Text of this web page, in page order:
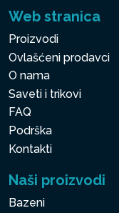
Web stranica
Proizvodi
Ovlašćeni prodavci
O nama
Saveti i trikovi
FAQ
Podrška
Kontakti
Naši proizvodi
Bazeni